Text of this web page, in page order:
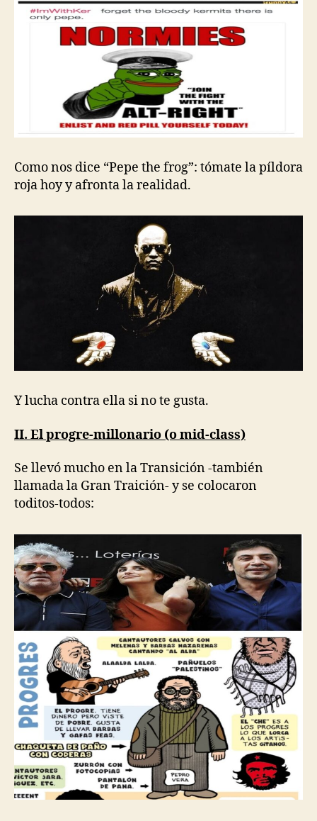
Como nos dice “Pepe the frog”: tómate la píldora
roja hoy y afronta la realidad.
Y lucha contra ella si no te gusta.
II. El progre-millonario (o mid-class)
Se llevó mucho en la Transición -también
llamada la Gran Traición- y se colocaron
toditos-todos: